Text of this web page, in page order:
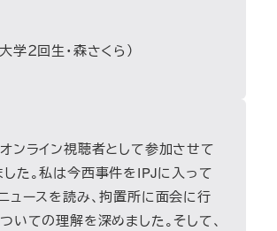
学２回生・森さくら）
ンライン視聴者として参加させて
た。私は今西事件をIPJに入って
ュースを読み、拘置所に面会に行
いての理解を深めました。そして、